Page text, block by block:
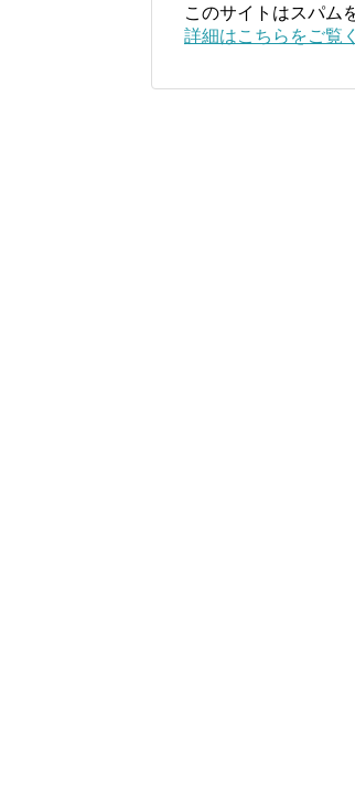
このサイトはスパム
詳細はこちらをご覧